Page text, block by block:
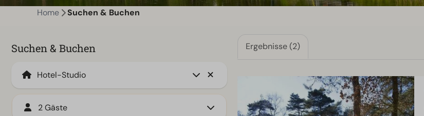
Home Suchen & Buchen
Suchen & Buchen
2 Gäste
Ergebnisse (2)